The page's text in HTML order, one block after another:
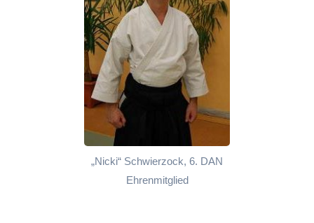
„Nicki“ Schwierzock, 6. DAN
Ehrenmitglied